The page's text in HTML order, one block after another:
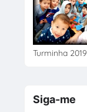
Turminha 2019
Siga-me